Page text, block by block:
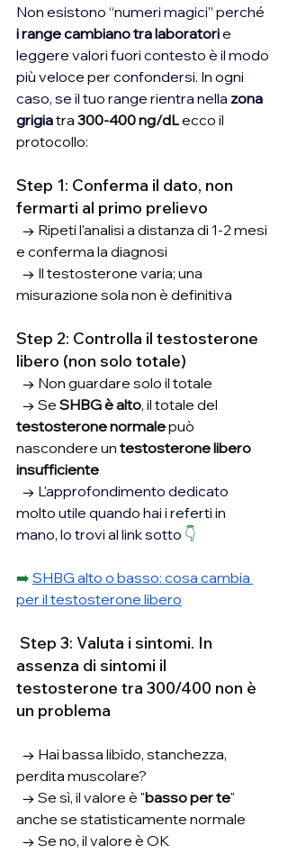
Non esistono “numeri magici” perché
i range cambiano tra laboratori e
leggere valori fuori contesto è il modo
più veloce per confondersi. In ogni
caso, se il tuo range rientra nella zona
grigiatra 300-400 ng/dL ecco il
protocollo:
Step 1: Conferma il dato, non
fermarti al primo prelievo
→ Ripeti l'analisi a distanza di 1-2 mesi
e conferma la diagnosi
→ Il testosterone varia; una
misurazione sola non è definitiva
Step 2: Controlla il testosterone
libero (non solo totale)
→ Non guardare solo il totale
→ Se SHBG è alto, il totale del
testosterone normale può
nascondere un testosterone libero
insufficiente
→ L'approfondimento dedicato
molto utile quando hai i referti in
mano, lo trovi al link sotto 👇
➡️ SHBG alto o basso: cosa cambia
per il testosterone libero
Step 3: Valuta i sintomi. In
assenza di sintomi il
testosterone tra 300/400 non è
un problema
→ Hai bassa libido, stanchezza,
perdita muscolare?
→ Se sì, il valore è "basso per te"
anche se statisticamente normale
→ Se no, il valore è OK